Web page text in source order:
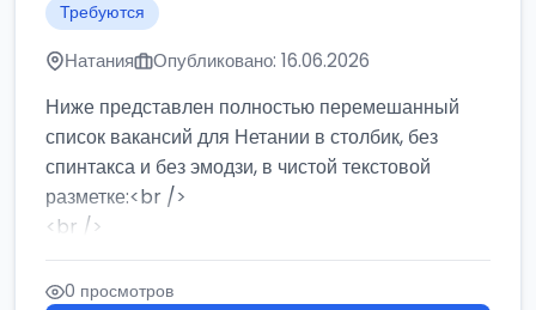
Требуются
Натания Опубликовано: 16.06.2026
Ниже представлен полностью перемешанный
список вакансий для Нетании в столбик, без
спинтакса и без эмодзи, в чистой текстовой
разметке:<br />
<br />
Работа в Нетании на мебельном производстве:
требу...
0 просмотров